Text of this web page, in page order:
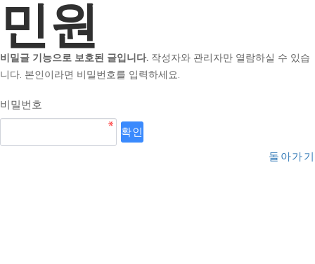
민원
비밀글 기능으로 보호된 글입니다. 작성자와 관리자만 열람하실 수 있습
니다. 본인이라면 비밀번호를 입력하세요.
비밀번호
돌아가기